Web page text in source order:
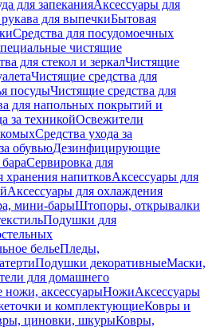
для запеканияАксессуары для
для выпечкиБытовая
Средства для посудомоечных
чистящие
для стекол и зеркалЧистящие
Чистящие средства для
посудыЧистящие средства для
для напольных покрытий и
за техникойОсвежители
Средства ухода за
обувьюДезинфицирующие
Сервировка для
хранения напитковАксессуары для
Аксессуары для охлаждения
мини-барыШтопоры, открывалки
Подушки для
бельеПледы,
Подушки декоративныеМаски,
для домашнего
ножи, аксессуарыНожиАксессуары
и комплектующиеКовры и
циновки, шкурыКовры,